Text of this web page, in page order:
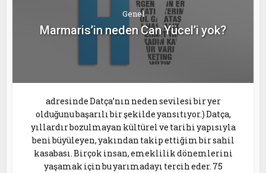
Genel
Marmaris’in neden Can Yücel’i yok?
adresinde Datça’nın neden sevilesi bir yer
olduğunu başarılı bir şekilde yansıtıyor.) Datça,
yıllardır bozulmayan kültürel ve tarihi yapısıyla
beni büyüleyen, yakından takip ettiğim bir sahil
kasabası. Birçok insan, emeklilik dönemlerini
yaşamak için bu yarımadayı tercih eder. 75